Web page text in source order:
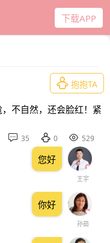
下载APP
 抱抱TA
不自然，还会脸红！紧
 35  0  529
王宇
您好
孙茹
你好